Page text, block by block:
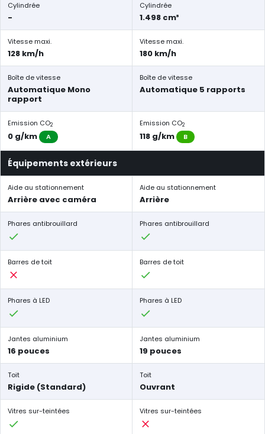
Cylindrée
-
Cylindrée
1.498 cm³
Vitesse maxi.
128 km/h
Vitesse maxi.
180 km/h
Boîte de vitesse
Automatique Mono
rapport
Boîte de vitesse
Automatique 5 rapports
Emission CO2
0 g/km A
Emission CO2
118 g/km B
Équipements extérieurs
Aide au stationnement
Arrière avec caméra
Aide au stationnement
Arrière
Phares antibrouillard Phares antibrouillard
Barres de toit Barres de toit
Phares à LED Phares à LED
Jantes aluminium
16 pouces
Jantes aluminium
19 pouces
Toit
Rigide (Standard)
Toit
Ouvrant
Vitres sur-teintées Vitres sur-teintées